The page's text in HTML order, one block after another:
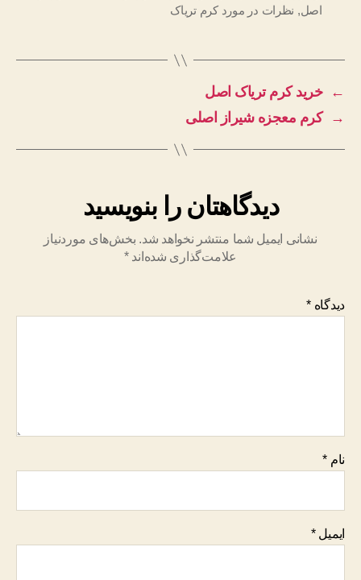
اصل, نظرات در مورد کرم تریاک
←
خرید کرم تریاک اصل
→
کرم معجزه شیراز اصلی
دیدگاهتان را بنویسید
نشانی ایمیل شما منتشر نخواهد شد. بخش‌های موردنیاز
علامت‌گذاری شده‌اند*
دیدگاه*
نام *
ایمیل*